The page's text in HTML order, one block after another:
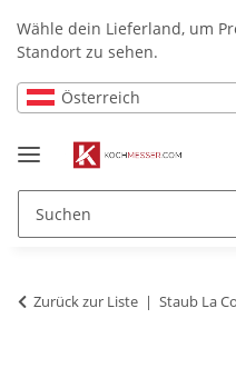
Wähle dein Lieferland, um
Standort zu sehen.
Österreich
Zurück zur Liste Staub La